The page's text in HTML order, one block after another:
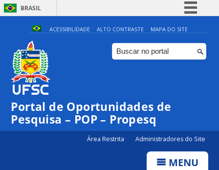
BRASIL
Simplifique!
Comunica BR
Participe
Canais
ACESSIBILIDADE ALTO CONTRASTE MAPA DO SITE
Portal de Oportunidades de
Pesquisa – POP – Propesq
Área Restrita Administradores do Site
MENU